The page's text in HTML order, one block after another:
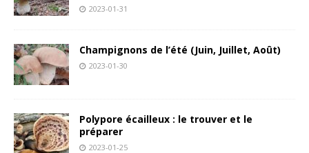
2023-01-31
Champignons de l’été (Juin, Juillet, Août)
2023-01-30
Polypore écailleux : le trouver et le
préparer
2023-01-25